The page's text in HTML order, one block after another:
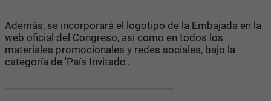
Además, se incorporará el logotipo de la Embajada en la
web oficial del Congreso, así como en todos los
materiales promocionales y redes sociales, bajo la
categoría de 'País Invitado'.